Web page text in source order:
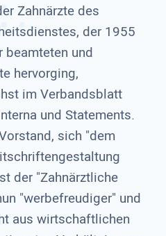
Zahnärzte des
der 1955
beamteten und
hervorging,
im Verbandsblatt
und Statements.
sich "dem
der "Zahnärztliche
"werbefreudiger" und
aus wirtschaftlichen